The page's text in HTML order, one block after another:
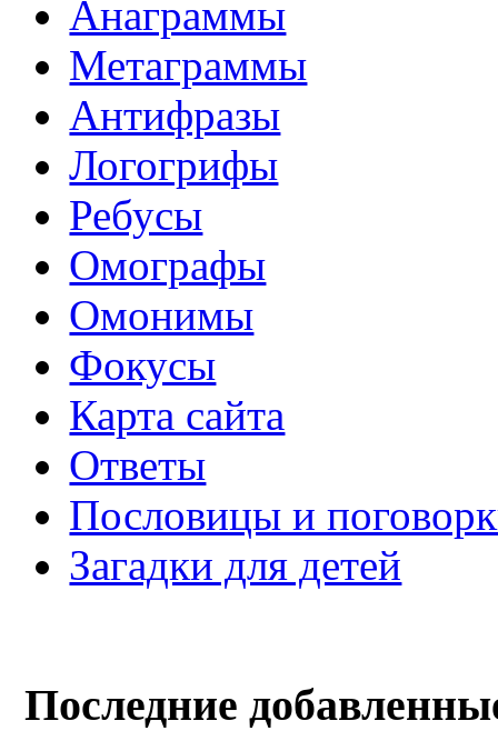
Анаграммы
Метаграммы
Антифразы
Логогрифы
Ребусы
Омографы
Омонимы
Фокусы
Карта сайта
Ответы
Пословицы и
Загадки для детей
Последние